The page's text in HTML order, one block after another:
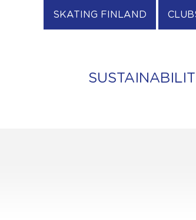
SKATING FINLAND